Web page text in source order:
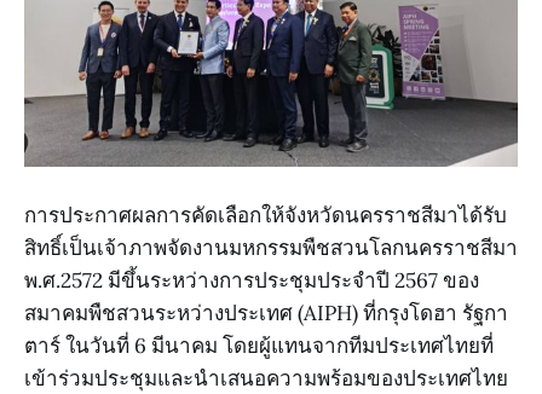
การประกาศผลการคัดเลือกให้จังหวัดนครราชสีมาได้รับ
สิทธิ์เป็นเจ้าภาพจัดงานมหกรรมพืชสวนโลกนครราชสีมา
พ.ศ.2572 มีขึ้นระหว่างการประชุมประจำปี 2567 ของ
สมาคมพืชสวนระหว่างประเทศ (AIPH) ที่กรุงโดฮา รัฐกา
ตาร์ ในวันที่ 6 มีนาคม โดยผู้แทนจากทีมประเทศไทยที่
เข้าร่วมประชุมและนำเสนอความพร้อมของประเทศไทย